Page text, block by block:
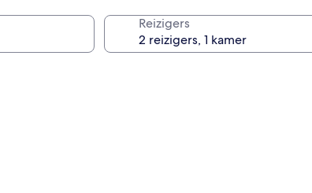
Reizigers